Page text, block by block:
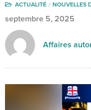
ACTUALITÉ NOUVELLES
septembre 5, 2025
Affaires